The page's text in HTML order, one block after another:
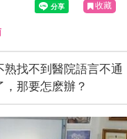
收藏
找不到醫院語言不
那要怎麽辦？